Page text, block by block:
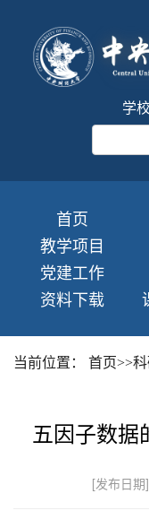
学
首页
教学项目
党建工作
资料下载
当前位置： 首页>>
五因子数据
[发布日